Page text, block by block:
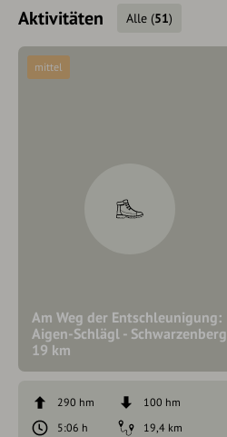
Aktivitäten Alle (51)
Am Weg der Entschleunigung:
Aigen-Schlägl - Schwarzenberg
19 km
mittel
290 hm
100 hm
5:06 h
19,4 km